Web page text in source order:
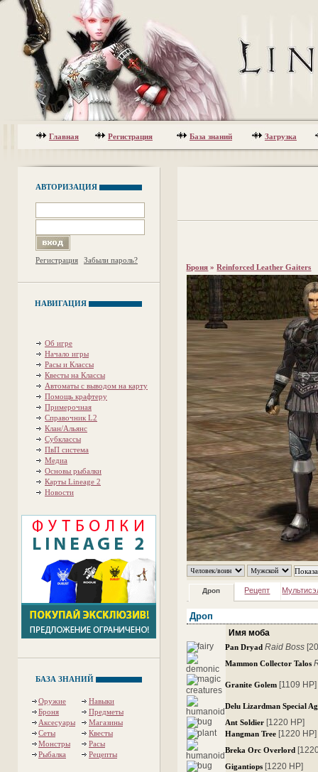
Главная Регистрация База знаний Загрузка
АВТОРИЗАЦИЯ
Регистрация Забыли пароль?
НАВИГАЦИЯ
Об игре
Начало игры
Расы и Классы
Квесты на Классы
Автоматы с выводом на карту
Помощь крафтеру
Примерочная
Справочник L2
Клан/Альянс
Субклассы
ПвП система
Медиа
Основы рыбалки
Карты Lineage 2
Новости
БАЗА ЗНАНИЙ
Оружие
Навыки
Броня
Предметы
Аксесуары
Магазины
Сеты
Квесты
Монстры
Расы
Рыбалка
Рецепты
Броня »Reinforced Leather Gaiters
Дроп Рецепт
Дроп
Имя моба
Pan Dryad Raid Boss
Mammon Collector Talos
Granite Golem [1109 HP]
Delu Lizardman Special
Ant Soldier [1220 HP]
Hangman Tree [1220 HP]
Breka Orc Overlord
Gigantiops [1220 HP]